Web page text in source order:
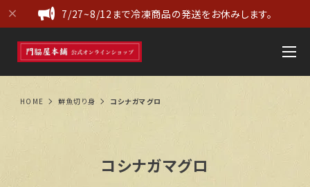
7/27~8/12まで冷凍商品の発送をお休みします。
HOME 鮮魚切り身 コシナガマグロ
コシナガマグロ